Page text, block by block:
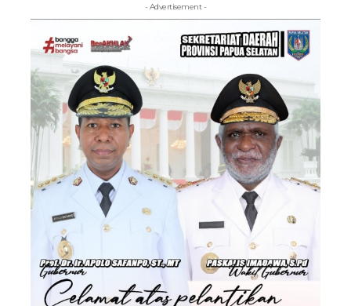
- Advertisement -